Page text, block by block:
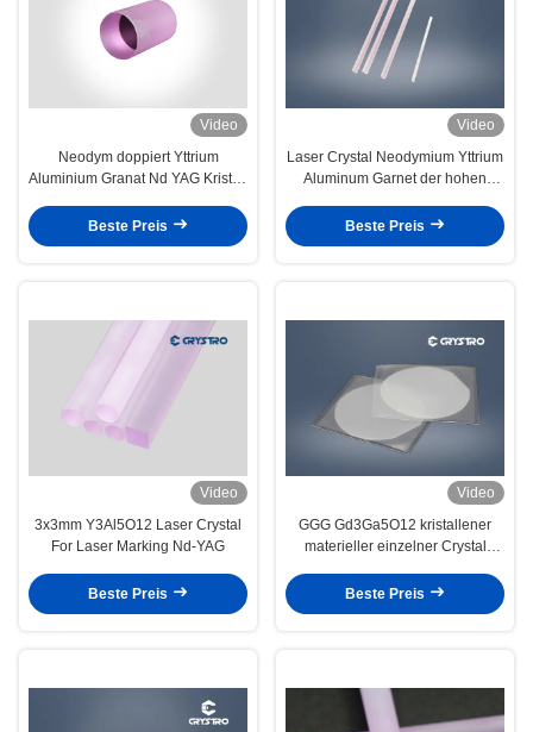
Video
Neodym doppiert Yttrium
Aluminium Granat Nd YAG Kristall
Beste Preis
Video
Laser Crystal Neodymium Yttrium
Aluminum Garnet der hohen
Beste Preis
Video
3x3mm Y3Al5O12 Laser Crystal
For Laser Marking Nd-YAG
Beste Preis
Video
GGG Gd3Ga5O12 kristallener
materieller einzelner Crystal
Beste Preis